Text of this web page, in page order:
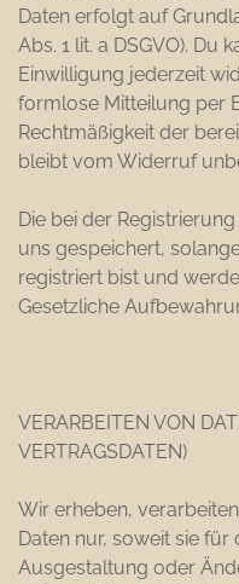
Daten erfolgt auf
Abs. 1 lit. a DSGVO). Du
Einwilligung jederzeit
formlose Mitteilung per
Rechtmäßigkeit der
bleibt vom Widerruf
Die bei der
uns gespeichert,
registriert bist und
Gesetzliche
VERARBEITEN VON
VERTRAGSDATEN)
Wir erheben,
Daten nur, soweit sie
Ausgestaltung oder